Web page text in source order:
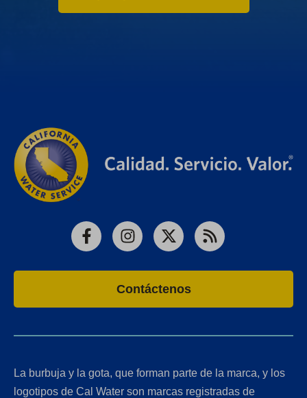
FacebookInstagram
X RSS
Contáctenos
La burbuja y la gota, que forman parte de la marca, y los
logotipos de Cal Water son marcas registradas de